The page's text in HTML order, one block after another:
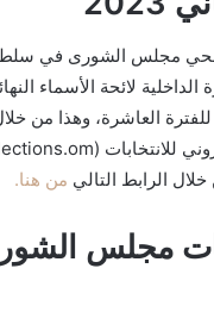
مجلس الشورى في
الداخلية لائحة الأسماء
العاشرة، وهذا من
الرابط التالي من هنا.
مجلس